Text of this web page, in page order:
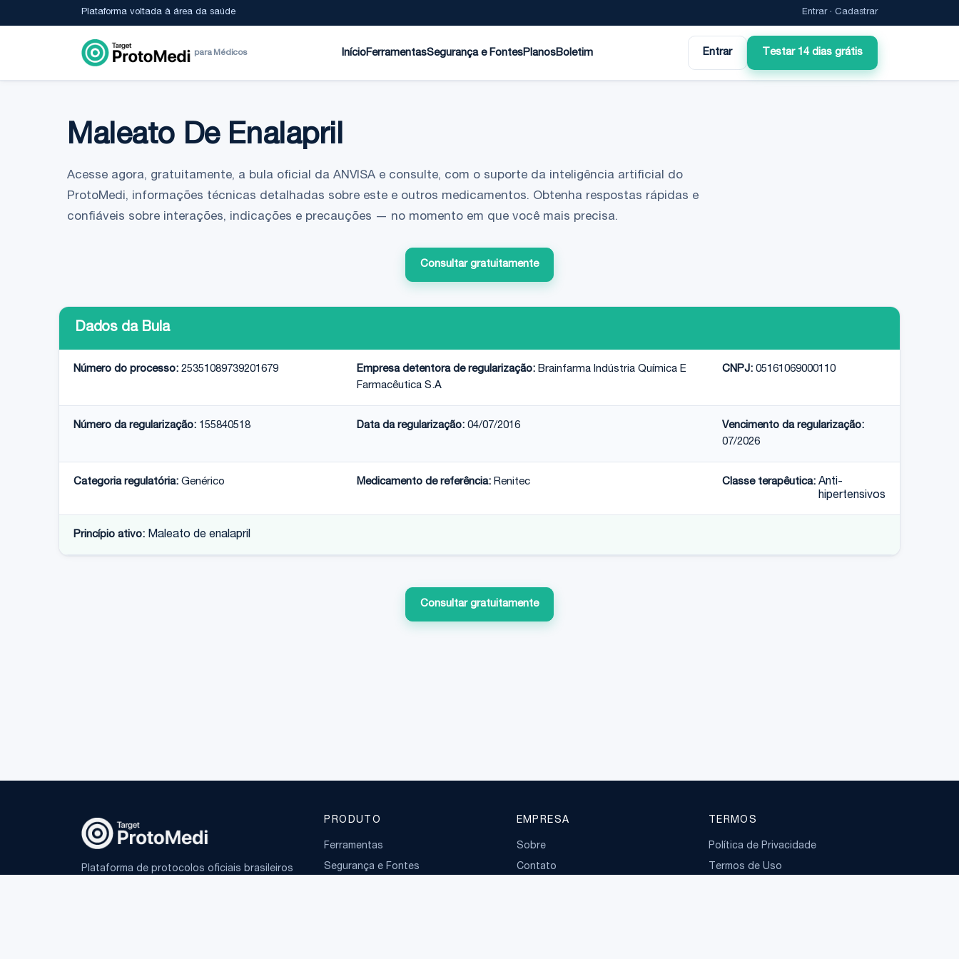
Plataforma voltada à área da saúde Entrar· Cadastrar
para Médicos InícioFerramentasSegurança e FontesPlanosBoletim Entrar Testar 14 dias grátis
Maleato De Enalapril
Acesse agora, gratuitamente, a bula oficial da ANVISA e consulte, com o suporte da inteligência artificial do
ProtoMedi, informações técnicas detalhadas sobre este e outros medicamentos. Obtenha respostas rápidas e
confiáveis sobre interações, indicações e precauções — no momento em que você mais precisa.
Consultar gratuitamente
Dados da Bula
Número do processo: 25351089739201679 Empresa detentora de regularização: Brainfarma Indústria Química E
Farmacêutica S.A
CNPJ: 05161069000110
Número da regularização: 155840518 Data da regularização: 04/07/2016
Vencimento da regularização:
07/2026
Categoria regulatória: Genérico Medicamento de referência: Renitec Classe terapêutica: Anti-
hipertensivos
Princípio ativo: Maleato de enalapril
Consultar gratuitamente
Plataforma de protocolos oficiais brasileiros
PRODUTO
Ferramentas
Segurança e Fontes
EMPRESA
Sobre
Contato
TERMOS
Política de Privacidade
Termos de Uso